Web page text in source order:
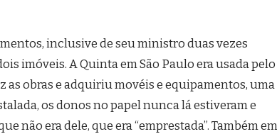
inclusive de seu ministro duas vezes
imóveis. A Quinta em São Paulo era usada pelo
as obras e adquiriu movéis e equipamentos, uma
os donos no papel nunca lá estiveram e
não era dele, que era “emprestada”. Também em